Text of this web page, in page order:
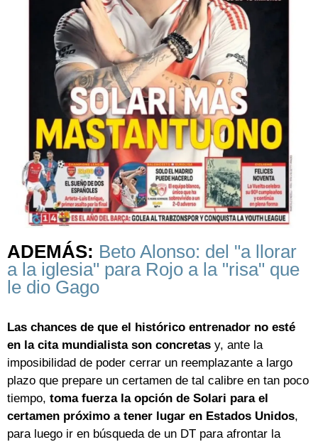
ADEMÁS: Beto Alonso: del "a llorar
a la iglesia" para Rojo a la "risa" que
le dio Gago
Las chances de que el histórico entrenador no esté
en la cita mundialista son concretas y, ante la
imposibilidad de poder cerrar un reemplazante a largo
plazo que prepare un certamen de tal calibre en tan poco
tiempo, toma fuerza la opción de Solari para el
certamen próximo a tener lugar en Estados Unidos,
para luego ir en búsqueda de un DT para afrontar la